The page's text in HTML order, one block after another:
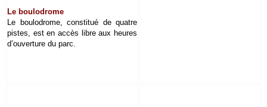
Le boulodrome
Le boulodrome, constitué de quatre
pistes, est en accès libre aux heures
d’ouverture du parc.